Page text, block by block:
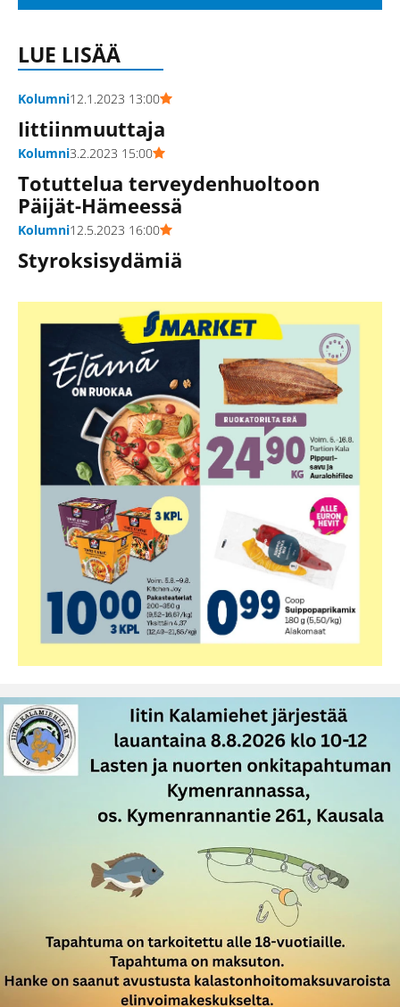
LUE LISÄÄ
Kolumni12.1.2023 13:00
Iittiinmuuttaja
Kolumni3.2.2023 15:00
Totuttelua terveydenhuoltoon
Päijät-Hämeessä
Kolumni12.5.2023 16:00
Styroksisydämiä